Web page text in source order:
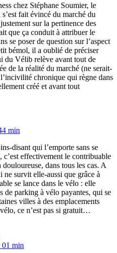
chez Stéphane Soumier, le
fait évincé du marché du
sur la pertinence des
que ça conduit à attribuer le
se poser de question sur l’aspect
bémol, il a oublié de préciser
du Vélib relève avant tout de
de la réalité du marché (ne serait-
chronique qui règne dans
créé et avant tout
min
disant qui l’emporte sans se
c’est effectivement le contribuable
dans tous les cas. A
survit elle-aussi que grâce à
se lance dans le vélo : elle
de parking à vélo payantes, qui se
villes à des emplacements
ce n’est pas si gratuit…
01 min